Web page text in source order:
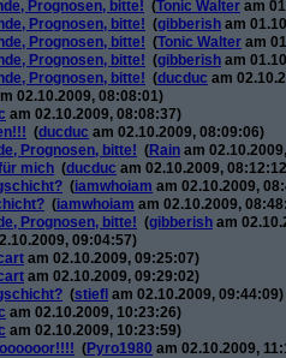
Prognosen, bitte! (Tonic Walter am
Prognosen, bitte! (gibberish am
Prognosen, bitte! (Tonic Walter am
Prognosen, bitte! (gibberish am
Prognosen, bitte! (ducduc am
02.10.2009, 08:08:01)
am 02.10.2009, 08:08:37)
(ducduc am 02.10.2009, 08:09:06)
Prognosen, bitte! (Rain am
mich (ducduc am 02.10.2009,
(iamwhoiam am 02.10.2009,
(iamwhoiam am 02.10.2009,
Prognosen, bitte! (gibberish am
09:04:57)
am 02.10.2009, 09:25:07)
am 02.10.2009, 09:29:02)
(stiefl am 02.10.2009, 09:44:09)
am 02.10.2009, 10:23:26)
am 02.10.2009, 10:23:59)
(Pyro1980 am 02.10.2009,